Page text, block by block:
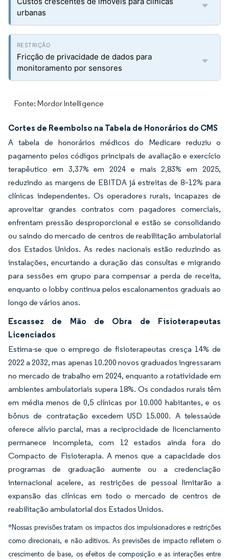
urbanas
Fricção de privacidade de dados para
monitoramento por sensores
Fonte: Mordor Intelligence
Cortes de Reembolso na Tabela de Honorários do CMS
A tabela de honorários médicos do Medicare reduziu o
pagamento pelos códigos principais de avaliação e exercício
terapêutico em 3,37% em 2024 e mais 2,83% em 2025,
reduzindo as margens de EBITDA já estreitas de 8–12% para
clínicas independentes. Os operadores rurais, incapazes de
aproveitar grandes contratos com pagadores comerciais,
enfrentam pressão desproporcional e estão se consolidando
ou saindo do mercado de centros de reabilitação ambulatorial
dos Estados Unidos. As redes nacionais estão reduzindo as
instalações, encurtando a duração das consultas e migrando
para sessões em grupo para compensar a perda de receita,
enquanto o lobby continua pelos escalonamentos graduais ao
longo de vários anos.
Escassez de Mão de Obra de Fisioterapeutas
Licenciados
Estima-se que o emprego de fisioterapeutas cresça 14% de
2022 a 2032, mas apenas 10.200 novos graduados ingressaram
no mercado de trabalho em 2024, enquanto a rotatividade em
ambientes ambulatoriais supera 18%. Os condados rurais têm
em média menos de 0,5 clínicas por 10.000 habitantes, e os
bônus de contratação excedem USD 15.000. A telessaúde
oferece alívio parcial, mas a reciprocidade de licenciamento
permanece incompleta, com 12 estados ainda fora do
Compacto de Fisioterapia. A menos que a capacidade dos
programas de graduação aumente ou a credenciação
internacional acelere, as restrições de pessoal limitarão a
expansão das clínicas em todo o mercado de centros de
reabilitação ambulatorial dos Estados Unidos.
*Nossas previsões tratam os impactos dos impulsionadores e restrições
como direcionais, e não aditivos. As previsões de impacto refletem o
crescimento de base, os efeitos de composição e as interações entre